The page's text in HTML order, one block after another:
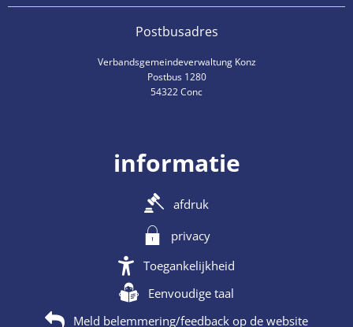
Postbusadres
Verbandsgemeindeverwaltung Konz
Postbus 1280
54322 Conc
informatie
afdruk
privacy
Toegankelijkheid
Eenvoudige taal
Meld belemmering/feedback op de website